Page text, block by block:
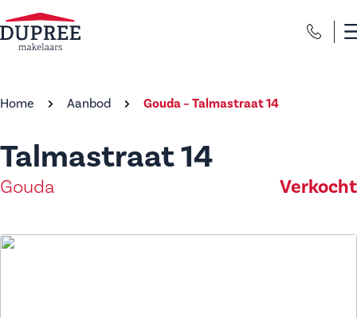
Home Aanbod Gouda – Talmastraat 14
Talmastraat 14
Gouda Verkocht